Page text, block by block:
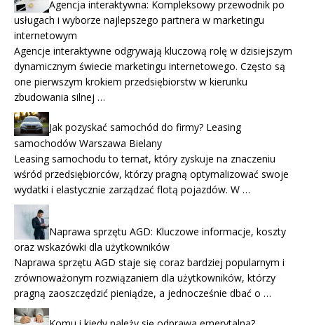
Agencja interaktywna: Kompleksowy przewodnik po
usługach i wyborze najlepszego partnera w marketingu
internetowym
Agencje interaktywne odgrywają kluczową rolę w dzisiejszym
dynamicznym świecie marketingu internetowego. Często są
one pierwszym krokiem przedsiębiorstw w kierunku
zbudowania silnej …
Jak pozyskać samochód do firmy? Leasing
samochodów Warszawa Bielany
Leasing samochodu to temat, który zyskuje na znaczeniu
wśród przedsiębiorców, którzy pragną optymalizować swoje
wydatki i elastycznie zarządzać flotą pojazdów. W …
Naprawa sprzętu AGD: Kluczowe informacje, koszty
oraz wskazówki dla użytkowników
Naprawa sprzętu AGD staje się coraz bardziej popularnym i
zrównoważonym rozwiązaniem dla użytkowników, którzy
pragną zaoszczędzić pieniądze, a jednocześnie dbać o …